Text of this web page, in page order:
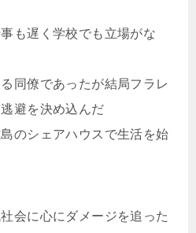
も遅く学校でも立場がな
同僚であったが結局フラレ
避を決め込んだ
のシェアハウスで生活を始
会に心にダメージを追った